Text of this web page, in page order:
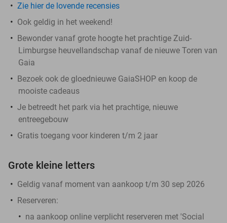
Zie hier de lovende recensies
Ook geldig in het weekend!
Bewonder vanaf grote hoogte het prachtige Zuid-
Limburgse heuvellandschap vanaf de nieuwe Toren van
Gaia
Bezoek ook de gloednieuwe GaiaSHOP en koop de
mooiste cadeaus
Je betreedt het park via het prachtige, nieuwe
entreegebouw
Gratis toegang voor kinderen t/m 2 jaar
Grote kleine letters
Geldig vanaf moment van aankoop t/m 30 sep 2026
Reserveren:
na aankoop online verplicht reserveren met 'Social